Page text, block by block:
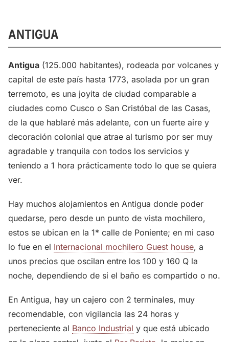
ANTIGUA
Antigua (125.000 habitantes), rodeada por volcanes y
capital de este país hasta 1773, asolada por un gran
terremoto, es una joyita de ciudad comparable a
ciudades como Cusco o San Cristóbal de las Casas,
de la que hablaré más adelante, con un fuerte aire y
decoración colonial que atrae al turismo por ser muy
agradable y tranquila con todos los servicios y
teniendo a 1 hora prácticamente todo lo que se quiera
ver.
Hay muchos alojamientos en Antigua donde poder
quedarse, pero desde un punto de vista mochilero,
estos se ubican en la 1* calle de Poniente; en mi caso
lo fue en el Internacional mochilero Guest house, a
unos precios que oscilan entre los 100 y 160 Q la
noche, dependiendo de si el baño es compartido o no.
En Antigua, hay un cajero con 2 terminales, muy
recomendable, con vigilancia las 24 horas y
perteneciente al Banco Industrial y que está ubicado